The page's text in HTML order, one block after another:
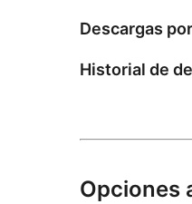
Descargas
Historial de
Opciones